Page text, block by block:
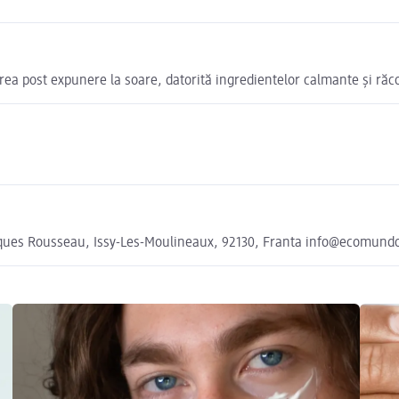
post expunere la soare, datorită ingredientelor calmante și
Rousseau, Issy-Les-Moulineaux, 92130, Franta